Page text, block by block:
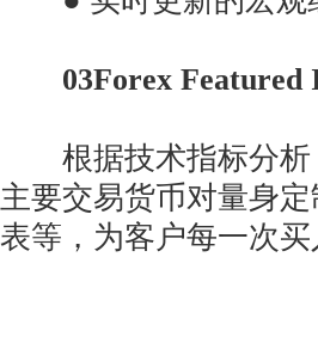
03Forex Featured
根据技术指标分析，
主要交易货币对量身
表等，为客户每一次